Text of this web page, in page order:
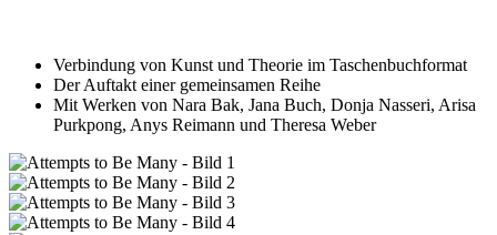
Verbindung von Kunst und Theorie im Taschenbuchformat
Der Auftakt einer gemeinsamen Reihe
Mit Werken von Nara Bak, Jana Buch, Donja Nasseri, Arisa
Purkpong, Anys Reimann und Theresa Weber